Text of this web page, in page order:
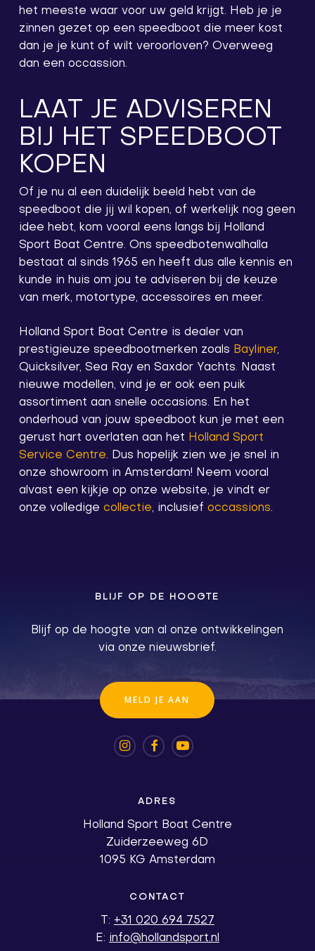
het meeste waar voor uw geld krijgt. Heb je je
zinnen gezet op een speedboot die meer kost
dan je je kunt of wilt veroorloven? Overweeg
dan een occassion.
LAAT JE ADVISEREN
BIJ HET SPEEDBOOT
KOPEN
Of je nu al een duidelijk beeld hebt van de
speedboot die jij wil kopen, of werkelijk nog geen
idee hebt, kom vooral eens langs bij Holland
Sport Boat Centre. Ons speedbotenwalhalla
bestaat al sinds 1965 en heeft dus alle kennis en
kunde in huis om jou te adviseren bij de keuze
van merk, motortype, accessoires en meer.
Holland Sport Boat Centre is dealer van
prestigieuze speedbootmerken zoals Bayliner,
Quicksilver, Sea Ray en Saxdor Yachts. Naast
nieuwe modellen, vind je er ook een puik
assortiment aan snelle occasions. En het
onderhoud van jouw speedboot kun je met een
gerust hart overlaten aan het Holland Sport
Service Centre. Dus hopelijk zien we je snel in
onze showroom in Amsterdam! Neem vooral
alvast een kijkje op onze website, je vindt er
onze volledige collectie, inclusief occassions.
BLIJF OP DE HOOGTE
Blijf op de hoogte van al onze ontwikkelingen
via onze nieuwsbrief.
MELD JE AAN
ADRES
Holland Sport Boat Centre
Zuiderzeeweg 6D
1095 KG Amsterdam
CONTACT
T: +31 020 694 7527
E: info@hollandsport.nl